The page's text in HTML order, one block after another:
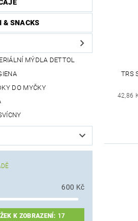
& SNACKS
MÝDLA DETTOL
DO MYČKY
600 Kč
K ZOBRAZENÍ: 17
TRS
42,86